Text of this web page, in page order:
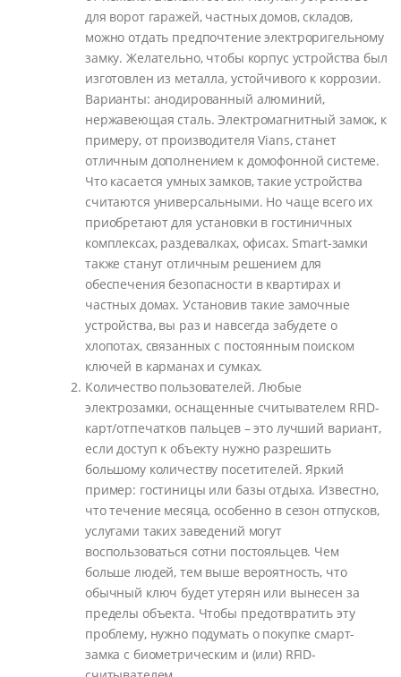
для ворот гаражей, частных домов, складов,
можно отдать предпочтение электроригельному
замку. Желательно, чтобы корпус устройства был
изготовлен из металла, устойчивого к коррозии.
Варианты: анодированный алюминий,
нержавеющая сталь. Электромагнитный замок, к
примеру, от производителя Vians, станет
отличным дополнением к домофонной системе.
Что касается умных замков, такие устройства
считаются универсальными. Но чаще всего их
приобретают для установки в гостиничных
комплексах, раздевалках, офисах. Smart-замки
также станут отличным решением для
обеспечения безопасности в квартирах и
частных домах. Установив такие замочные
устройства, вы раз и навсегда забудете о
хлопотах, связанных с постоянным поиском
ключей в карманах и сумках.
Количество пользователей. Любые
электрозамки, оснащенные считывателем RFID-
карт/отпечатков пальцев – это лучший вариант,
если доступ к объекту нужно разрешить
большому количеству посетителей. Яркий
пример: гостиницы или базы отдыха. Известно,
что течение месяца, особенно в сезон отпусков,
услугами таких заведений могут
воспользоваться сотни постояльцев. Чем
больше людей, тем выше вероятность, что
обычный ключ будет утерян или вынесен за
пределы объекта. Чтобы предотвратить эту
проблему, нужно подумать о покупке смарт-
замка с биометрическим и (или) RFID-